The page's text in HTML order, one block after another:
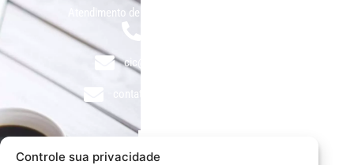
Controle sua privacidade
Atendimento de segunda à sexta, das 9h às 18h.
cic@cicvaledotaquari.com.br
contato@cicvaledotaquari.com.br
Endereço:
Rua Silva Jardim, 96 Lajeado, Rio Grande do Sul – Brasil